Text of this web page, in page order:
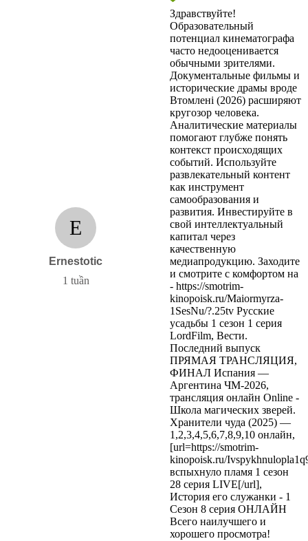
E
Ernestotic
1 tuần
Здравствуйте!
Образовательный
потенциал кинематографа
часто недооценивается
обычными зрителями.
Документальные фильмы и
исторические драмы вроде
Втомленi (2026) расширяют
кругозор человека.
Аналитические материалы
помогают глубже понять
контекст происходящих
событий. Используйте
развлекательный контент
как инструмент
самообразования и
развития. Инвестируйте в
свой интеллектуальный
капитал через
качественную
медиапродукцию. Заходите
и смотрите с комфортом на
- https://smotrim-
kinopoisk.ru/Maiormyrza-
1SesNu/?.25tv Русские
усадьбы 1 сезон 1 cерия
LordFilm, Вести.
Последний выпуск
ПРЯМАЯ ТРАНСЛЯЦИЯ,
ФИНАЛ Испания —
Аргентина ЧМ-2026,
трансляция онлайн Online -
Школа магических зверей.
Хранители чуда (2025) —
1,2,3,4,5,6,7,8,9,10 онлайн,
[url=https://smotrim-
kinopoisk.ru/
вспыхнуло пламя 1 сезон
28 серия LIVE[/url],
История его служанки - 1
Сезон 8 серия ОНЛАЙН
Всего наилучшего и
хорошего просмотра!